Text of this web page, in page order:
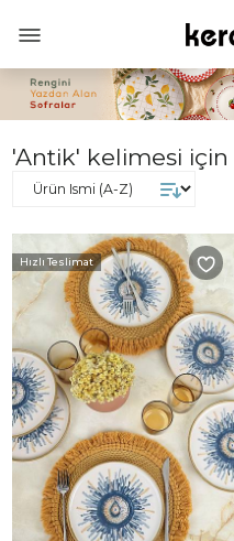
'Antik' kelimesi için
Hızlı Teslimat